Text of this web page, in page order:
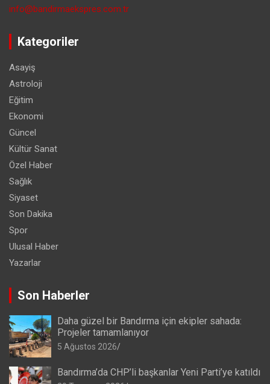
info@bandirmaekspres.com.tr
Kategoriler
Asayiş
Astroloji
Eğitim
Ekonomi
Güncel
Kültür Sanat
Özel Haber
Sağlık
Siyaset
Son Dakika
Spor
Ulusal Haber
Yazarlar
Son Haberler
Daha güzel bir Bandırma için ekipler sahada:
Projeler tamamlanıyor
5 Ağustos 2026
Bandırma’da CHP’li başkanlar Yeni Parti’ye katıldı